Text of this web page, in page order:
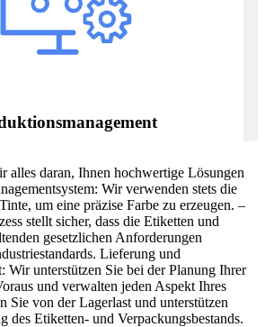
alles daran, Ihnen hochwertige Lösungen
Wir verwenden stets die
um eine präzise Farbe zu erzeugen. –
stellt sicher, dass die Etiketten und
gesetzlichen Anforderungen
Lieferung und
Wir unterstützen Sie bei der Planung Ihrer
und verwalten jeden Aspekt Ihres
Sie von der Lagerlast und unterstützen
des Etiketten- und Verpackungsbestands.